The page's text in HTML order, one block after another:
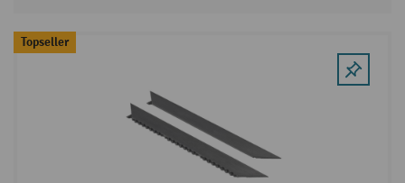
Topseller